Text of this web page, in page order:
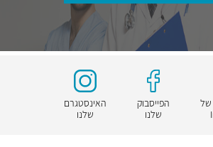
של
הפייסבוק
שלנו
האינסטגרם
שלנו